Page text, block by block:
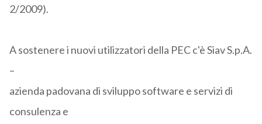
2/2009).
A sostenere i nuovi utilizzatori della PEC c'è Siav S.p.A.
–
azienda padovana di sviluppo software e servizi di
consulenza e